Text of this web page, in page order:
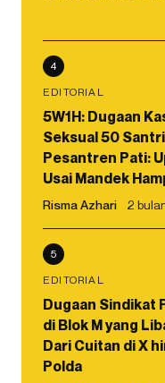
4
EDITORIAL
5W1H: Dugaan
Seksual 50
Pesantren Pati:
Usai Mandek
Risma Azhari 2
5
EDITORIAL
Dugaan Sindikat
di Blok M yang
Dari Cuitan di X
Polda